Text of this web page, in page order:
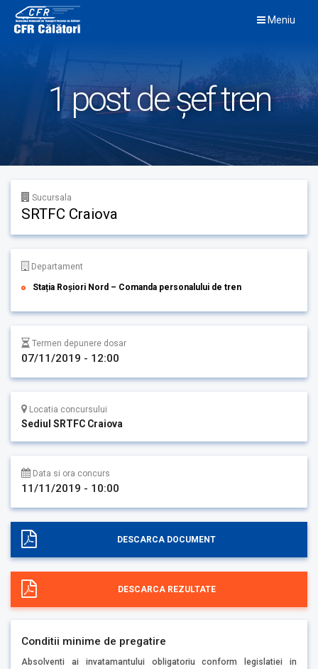
content
Meniu
1 post de șef tren
Sucursala
SRTFC Craiova
Departament
Stația Roșiori Nord – Comanda personalului de tren
Termen depunere dosar
07/11/2019 - 12:00
Locatia concursului
Sediul SRTFC Craiova
Data si ora concurs
11/11/2019 - 10:00
DESCARCA DOCUMENT
DESCARCA REZULTATE
Conditii minime de pregatire
Absolventi ai invatamantului obligatoriu conform legislatiei in